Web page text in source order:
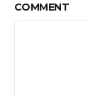
COMMENT